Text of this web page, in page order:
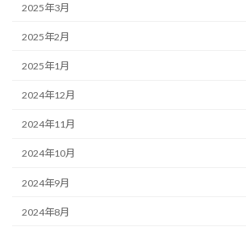
2025年3月
2025年2月
2025年1月
2024年12月
2024年11月
2024年10月
2024年9月
2024年8月